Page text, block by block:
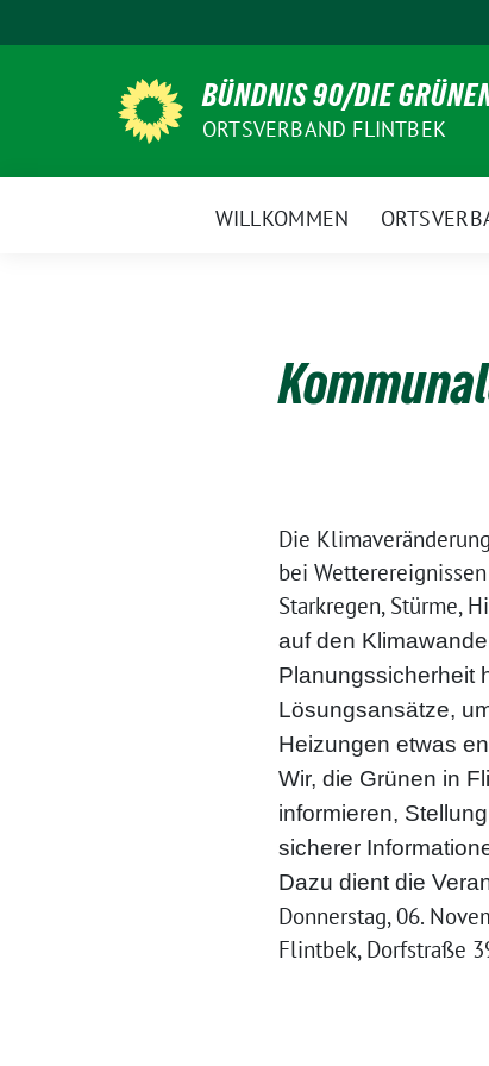
zum
BÜNDNIS 90/DIE
ORTSVERBAND FLINTBEK
WILLKOMMEN
Die
bei
Starkregen, Stürme,
auf den
Planungssicherheit
Lösungsansätze,
Heizungen etwas
Wir, die Grünen in
informieren,
sicherer
Dazu dient die
Donnerstag, 06.
Flintbek, Dorfstraße